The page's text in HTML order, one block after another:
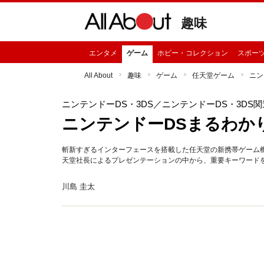
趣味
エンタメ ゲーム ホビー・コレクション スポー
All About 趣味 ゲーム 任天堂ゲーム ニ
ニンテンドーDS・3DS／ニンテンドーDS・3DS
ニンテンドーDSまるわか
斬新すぎるインターフェースを搭載した任天堂の新携帯ゲー
天堂社長によるプレゼンテーションの中から、重要キーワード
川島 圭太